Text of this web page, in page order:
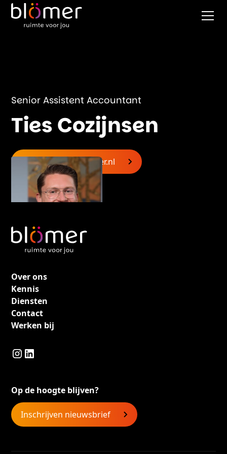
Senior Assistent Accountant
Ties Cozijnsen
ties.cozijnsen@blomer.nl
Over ons
Kennis
Diensten
Contact
Werken bij
Op de hoogte blijven?
Inschrijven nieuwsbrief